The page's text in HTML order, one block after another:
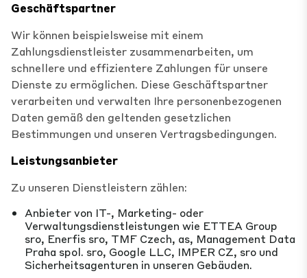
Geschäftspartner
Wir können beispielsweise mit einem
Zahlungsdienstleister zusammenarbeiten, um
schnellere und effizientere Zahlungen für unsere
Dienste zu ermöglichen. Diese Geschäftspartner
verarbeiten und verwalten Ihre personenbezogenen
Daten gemäß den geltenden gesetzlichen
Bestimmungen und unseren Vertragsbedingungen.
Leistungsanbieter
Zu unseren Dienstleistern zählen:
Anbieter von IT-, Marketing- oder
Verwaltungsdienstleistungen wie ETTEA Group
sro, Enerfis sro, TMF Czech, as, Management Data
Praha spol. sro, Google LLC, IMPER CZ, sro und
Sicherheitsagenturen in unseren Gebäuden.